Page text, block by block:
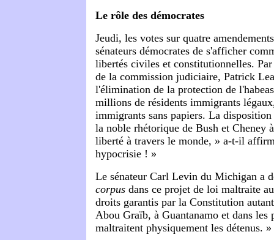
Le rôle des démocrates
Jeudi, les votes sur quatre
sénateurs démocrates de s'afficher
libertés civiles et constitutionnelles.
de la commission judiciaire, Patrick
l'élimination de la protection de
millions de résidents immigrants
immigrants sans papiers. La
la noble rhétorique de Bush et Cheney
liberté à travers le monde, » a-t-il
hypocrisie ! »
Le sénateur Carl Levin du Michigan a
corpus dans ce projet de loi maltraite
droits garantis par la Constitution
Abou Graïb, à Guantanamo et dans les
maltraitent physiquement les détenus.